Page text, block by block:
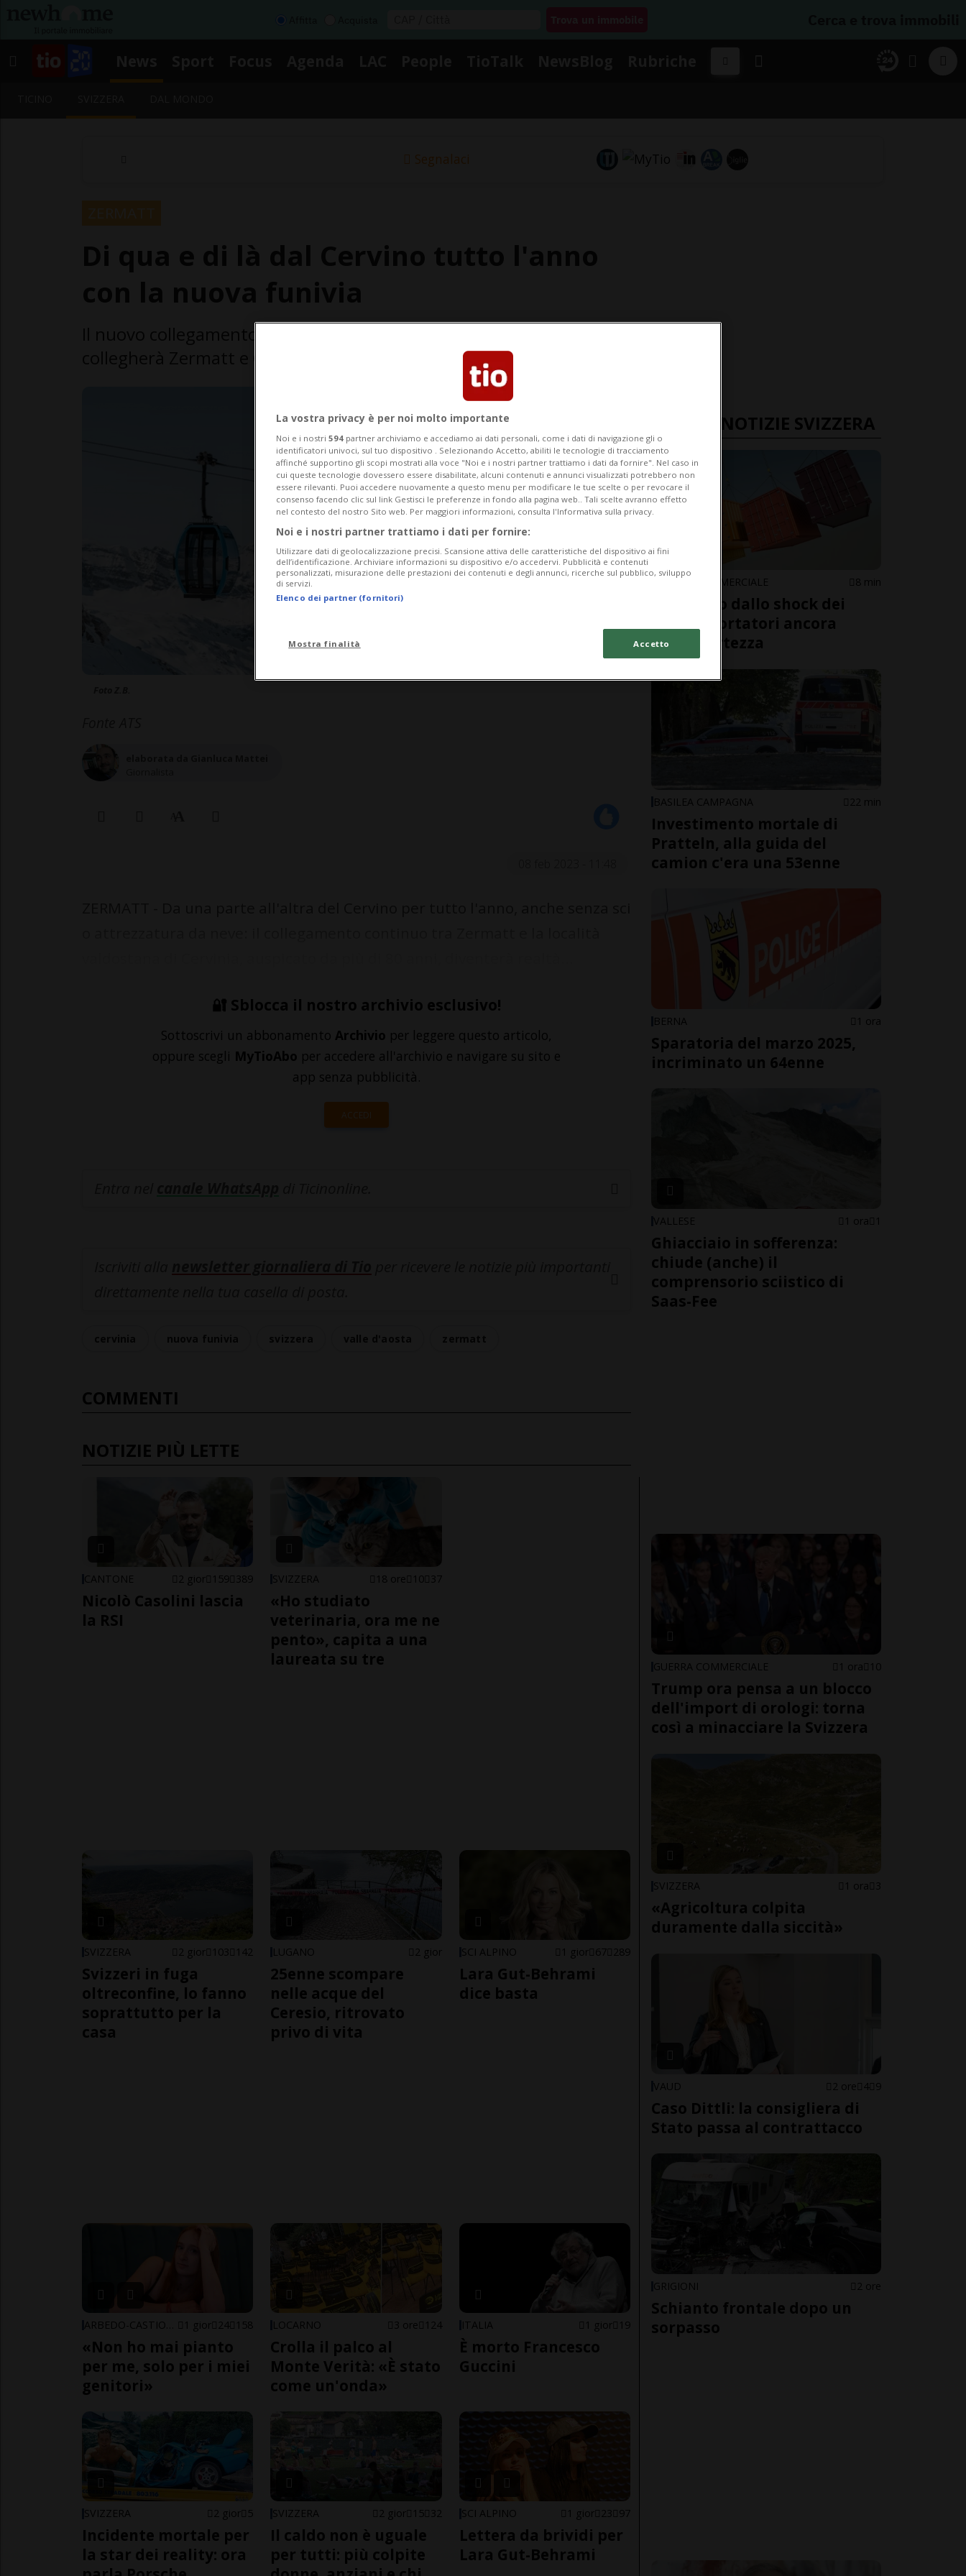
Segnalaci
🔐 Sblocca il nostro archivio esclusivo!
Sottoscrivi un abbonamento Archivio per leggere questo articolo,
oppure scegli MyTioAbo per accedere all'archivio e navigare su sito e
app senza pubblicità.
ACCEDI
COMMENTI
NOTIZIE PIÙ LETTE
CANTONE 2 gior 159 389
Nicolò Casolini lascia
la RSI
SVIZZERA 18 ore 10 37
«Ho studiato
veterinaria, ora me ne
pento», capita a una
laureata su tre
SVIZZERA 2 gior 103 142
Svizzeri in fuga
oltreconfine, lo fanno
soprattutto per la
casa
LUGANO 2 gior
25enne scompare
nelle acque del
Ceresio, ritrovato
privo di vita
SCI ALPINO 1 gior 67 289
Lara Gut-Behrami
dice basta
1 gior 24 158
«Non ho mai pianto
per me, solo per i miei
genitori»
LOCARNO 3 ore 124
Crolla il palco al
Monte Verità: «È stato
come un'onda»
ITALIA 1 gior 19
È morto Francesco
Guccini
SVIZZERA 2 gior 5
Incidente mortale per
la star dei reality: ora
SVIZZERA 2 gior 15 32
Il caldo non è uguale
per tutti: più colpite
SCI ALPINO 1 gior 23 97
Lettera da brividi per
Lara Gut-Behrami
ULTIME NOTIZIE SVIZZERA
GUERRA COMMERCIALE 8 min
A un anno dallo shock dei
dazi, esportatori ancora
nell'incertezza
BASILEA CAMPAGNA 22 min
Investimento mortale di
Pratteln, alla guida del
camion c'era una 53enne
BERNA 1 ora
Sparatoria del marzo 2025,
incriminato un 64enne
VALLESE 1 ora 1
Ghiacciaio in sofferenza:
chiude (anche) il
comprensorio sciistico di
Saas-Fee
GUERRA COMMERCIALE 1 ora 10
Trump ora pensa a un blocco
dell'import di orologi: torna
così a minacciare la Svizzera
SVIZZERA 1 ora 3
«Agricoltura colpita
duramente dalla siccità»
VAUD 2 ore 4 9
Caso Dittli: la consigliera di
Stato passa al contrattacco
GRIGIONI 2 ore
Schianto frontale dopo un
sorpasso
La vostra privacy è per noi molto importante
Noi e i nostri 594 partner archiviamo e accediamo ai dati personali, come i dati di navigazione gli o
identificatori univoci, sul tuo dispositivo . Selezionando Accetto, abiliti le tecnologie di tracciamento
affinché supportino gli scopi mostrati alla voce "Noi e i nostri partner trattiamo i dati da fornire". Nel caso in
cui queste tecnologie dovessero essere disabilitate, alcuni contenuti e annunci visualizzati potrebbero non
essere rilevanti. Puoi accedere nuovamente a questo menu per modificare le tue scelte o per revocare il
consenso facendo clic sul link Gestisci le preferenze in fondo alla pagina web.. Tali scelte avranno effetto
nel contesto del nostro Sito web. Per maggiori informazioni, consulta l'Informativa sulla privacy.
Noi e i nostri partner trattiamo i dati per fornire:
Utilizzare dati di geolocalizzazione precisi. Scansione attiva delle caratteristiche del dispositivo ai fini
dell’identificazione. Archiviare informazioni su dispositivo e/o accedervi. Pubblicità e contenuti
personalizzati, misurazione delle prestazioni dei contenuti e degli annunci, ricerche sul pubblico, sviluppo
di servizi.
Elenco dei partner (fornitori)
Mostra finalità Accetto